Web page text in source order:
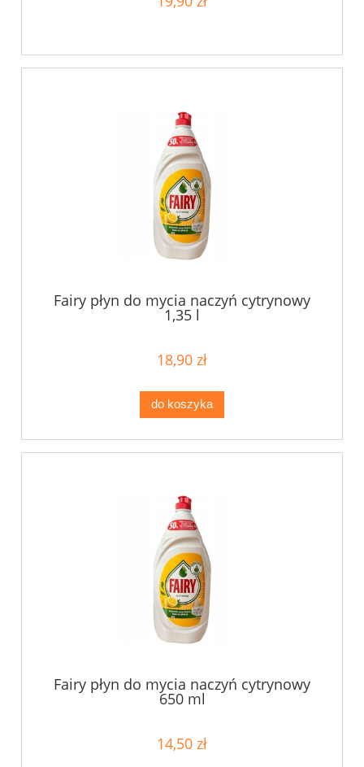
Fairy płyn do mycia naczyń cytrynowy
1,35 l
18,90 zł
do koszyka
Fairy płyn do mycia naczyń cytrynowy
650 ml
14,50 zł